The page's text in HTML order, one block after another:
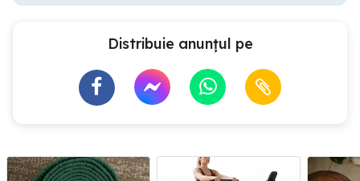
Distribuie anunțul pe